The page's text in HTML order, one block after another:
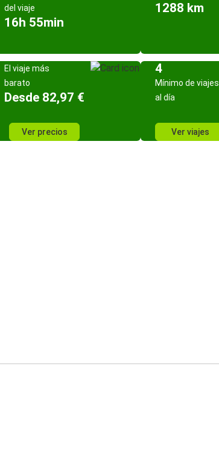
del viaje
16h 55min
1288 km
El viaje más
barato
Desde 82,97 €
Ver precios
4
Mínimo de viajes
al día
Ver viajes